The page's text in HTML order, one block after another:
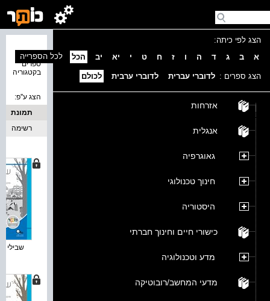
הצג לפי כיתה:
א
ב ג ד ה ו ז ח ט י יא יב הכל
הצג ספרים : לדוברי עברית לדוברי ערבית לכולם
אזרחות
אנגלית
גאוגרפיה
חינוך טכנולוגי
היסטוריה
כישורי חיים וחינוך חברתי
מדע וטכנולוגיה
מדעי המחשב/רובוטיקה
ספרים
בקטגוריה
לכל הספרייה
הצג ע''פ:
תמונת
כריכה
רשימה
שבילי